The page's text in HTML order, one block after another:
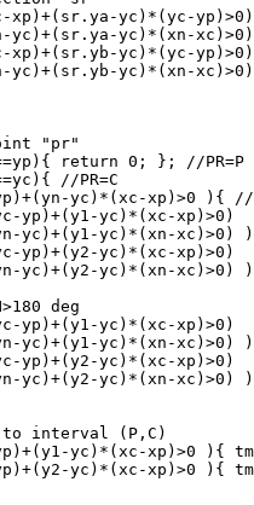
yc)*(yc-yp)>0)
yc)*(xn-
yc)*(yc-yp)>0)
yc)*(xn-
"pr"
return 0; }; //PR=P
//PR=C
yc)*(xc-xp)>0 ){ //
yc)*(xc-xp)>0)
yc)*(xn-xc)>0) ){
yc)*(xc-xp)>0)
yc)*(xn-xc)>0) ){
deg
yc)*(xc-xp)>0)
yc)*(xn-xc)>0) ){
yc)*(xc-xp)>0)
yc)*(xn-xc)>0) ){
interval (P,C)
yc)*(xc-xp)>0 ){ tm-
yc)*(xc-xp)>0 ){ tm-